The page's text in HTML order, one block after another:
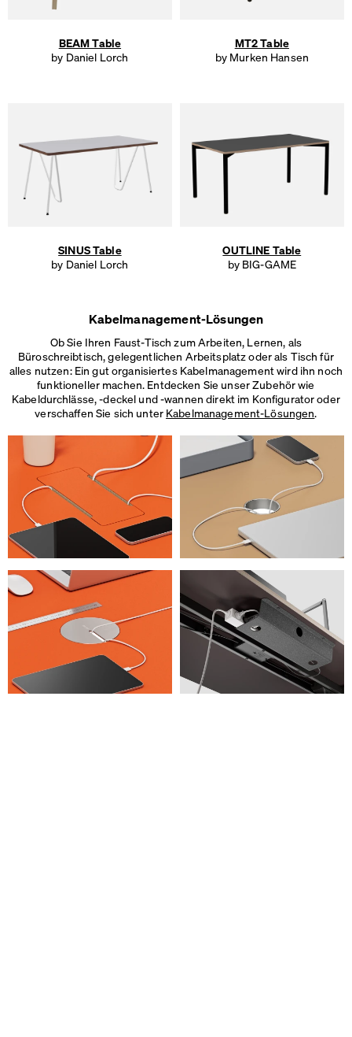
BEAM Table
by Daniel Lorch
MT2 Table
by Murken Hansen
SINUS Table
by Daniel Lorch
OUTLINE Table
by BIG-GAME
Kabelmanagement-Lösungen
Ob Sie Ihren Faust-Tisch zum Arbeiten, Lernen, als
Büroschreibtisch, gelegentlichen Arbeitsplatz oder als Tisch für
alles nutzen: Ein gut organisiertes Kabelmanagement wird ihn noch
funktioneller machen. Entdecken Sie unser Zubehör wie
Kabeldurchlässe, -deckel und -wannen direkt im Konfigurator oder
verschaffen Sie sich unter Kabelmanagement-Lösungen.